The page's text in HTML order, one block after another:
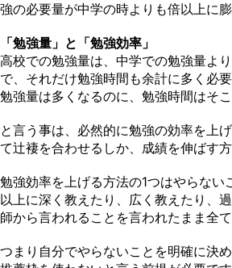
強の必要量が中学の時よりも倍以上に
「勉強量」と「勉強効率」
高校での勉強量は、中学での勉強量よ
で、それだけ勉強時間も余計に多く必
勉強量は多くなるのに、勉強時間はそ
と言う事は、必然的に勉強の効率を上
て辻褄を合わせるしか、成績を伸ばす方
勉強効率を上げる方法の1つはやらな
以上に深く教えたり、広く教えたり、
師から言われることを言われたまま全
つまり自分でやらないことを明確に決